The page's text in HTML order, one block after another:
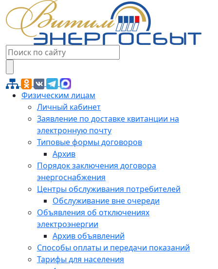
Физическим лицам
Личный кабинет
Заявление по доставке квитанции на
электронную почту
Типовые формы договоров
Архив
Порядок заключения договора
энергоснабжения
Центры обслуживания потребителей
Обслуживание вне очереди
Объявления об отключениях
электроэнергии
Архив объявлений
Способы оплаты и передачи показаний
Тарифы для населения